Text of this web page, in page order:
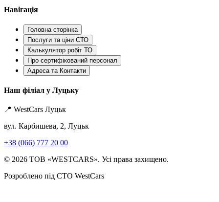
Навігація
Головна сторінка
Послуги та ціни СТО
Калькулятор робіт ТО
Про сертифікований персонал
Адреса та Контакти
Наш філіал у Луцьку
📍 WestCars Луцьк
вул. Карбишева, 2, Луцьк
+38 (066) 777 20 00
© 2026 ТОВ «WESTCARS». Усі права захищено.
Розроблено під СТО WestCars